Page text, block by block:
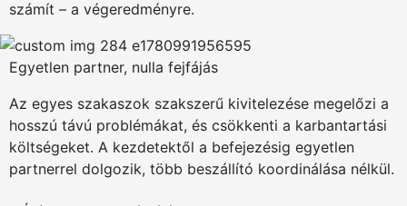
számít – a végeredményre.
Egyetlen partner, nulla fejfájás
Az egyes szakaszok szakszerű kivitelezése megelőzi a
hosszú távú problémákat, és csökkenti a karbantartási
költségeket. A kezdetektől a befejezésig egyetlen
partnerrel dolgozik, több beszállító koordinálása nélkül.